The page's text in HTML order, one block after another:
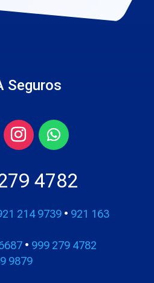
Seguros
4782
214 9739• 921 163
• 999 279 4782
9879